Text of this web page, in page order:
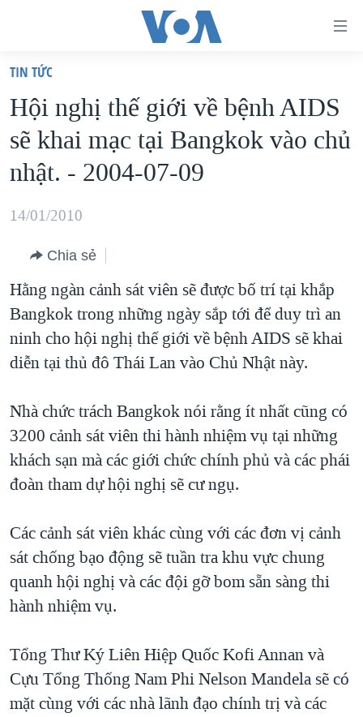
truy
cập
Tới
nội
chính
hướng
chính
Đi
tới
VIỆT NAM
HOA KỲ
BIỂN ĐÔNG
THẾ GIỚI
DIỄN ĐÀN
MỤC
TỰ DO BÁO CHÍ
VẠCH TRẦN TIN GIẢ
ĐỜI SỐNG
KINH TẾ
KHOA HỌC
VĂN HOÁ
THỂ THAO
GIÁO DỤC
CHUYÊN ĐỀ
CHIẾN TRANH THƯƠNG MẠI CỦA MỸ: QUÁ KHỨ VÀ HIỆN
TẠI
GIẢI MÃ VÀNH ĐAI & CON ĐƯỜNG
NGÀY TỊ NẠN THẾ GIỚI
GROUND ZERO – XƯA VÀ NAY
CÁC GIÁ TRỊ CỘNG HÒA Ở VIỆT NAM
TRỊNH VĨNH BÌNH VS. CHÍNH PHỦ VIỆT NAM
NGƯ DÂN VIỆT VÀ LÀN SÓNG TRỘM HẢI SÂM
HỌC TIẾNG ANH
NGHE
MẠNG XÃ HỘI
Ngôn ngữ khác
TIN TỨC
Hội nghị thế giới về bệnh AIDS
sẽ khai mạc tại Bangkok vào chủ
nhật. - 2004-07-09
14/01/2010
Chia sẻ
Hằng ngàn cảnh sát viên sẽ được bố trí tại khắp
Bangkok trong những ngày sắp tới để duy trì an
ninh cho hội nghị thế giới về bệnh AIDS sẽ khai
diễn tại thủ đô Thái Lan vào Chủ Nhật này.
Nhà chức trách Bangkok nói rằng ít nhất cũng có
3200 cảnh sát viên thi hành nhiệm vụ tại những
khách sạn mà các giới chức chính phủ và các phái
đoàn tham dự hội nghị sẽ cư ngụ.
Các cảnh sát viên khác cùng với các đơn vị cảnh
sát chống bạo động sẽ tuần tra khu vực chung
quanh hội nghị và các đội gỡ bom sẵn sàng thi
hành nhiệm vụ.
Tổng Thư Ký Liên Hiệp Quốc Kofi Annan và
Cựu Tổng Thống Nam Phi Nelson Mandela sẽ có
mặt cùng với các nhà lãnh đạo chính trị và các